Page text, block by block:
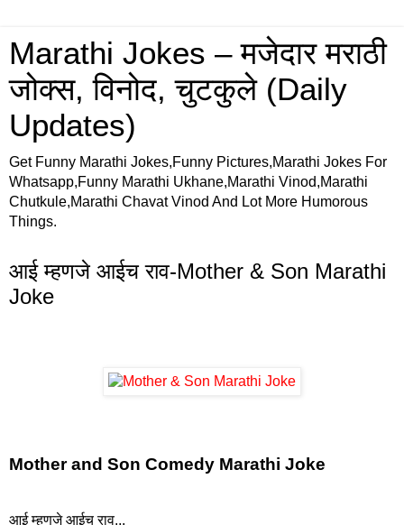
Marathi Jokes – मजेदार मराठी
जोक्स, विनोद, चुटकुले (Daily
Updates)
Get Funny Marathi Jokes,Funny Pictures,Marathi Jokes For
Whatsapp,Funny Marathi Ukhane,Marathi Vinod,Marathi
Chutkule,Marathi Chavat Vinod And Lot More Humorous
Things.
आई म्हणजे आईच राव-Mother & Son Marathi
Joke
Mother and Son Comedy Marathi Joke
आई म्हणजे आईच राव...